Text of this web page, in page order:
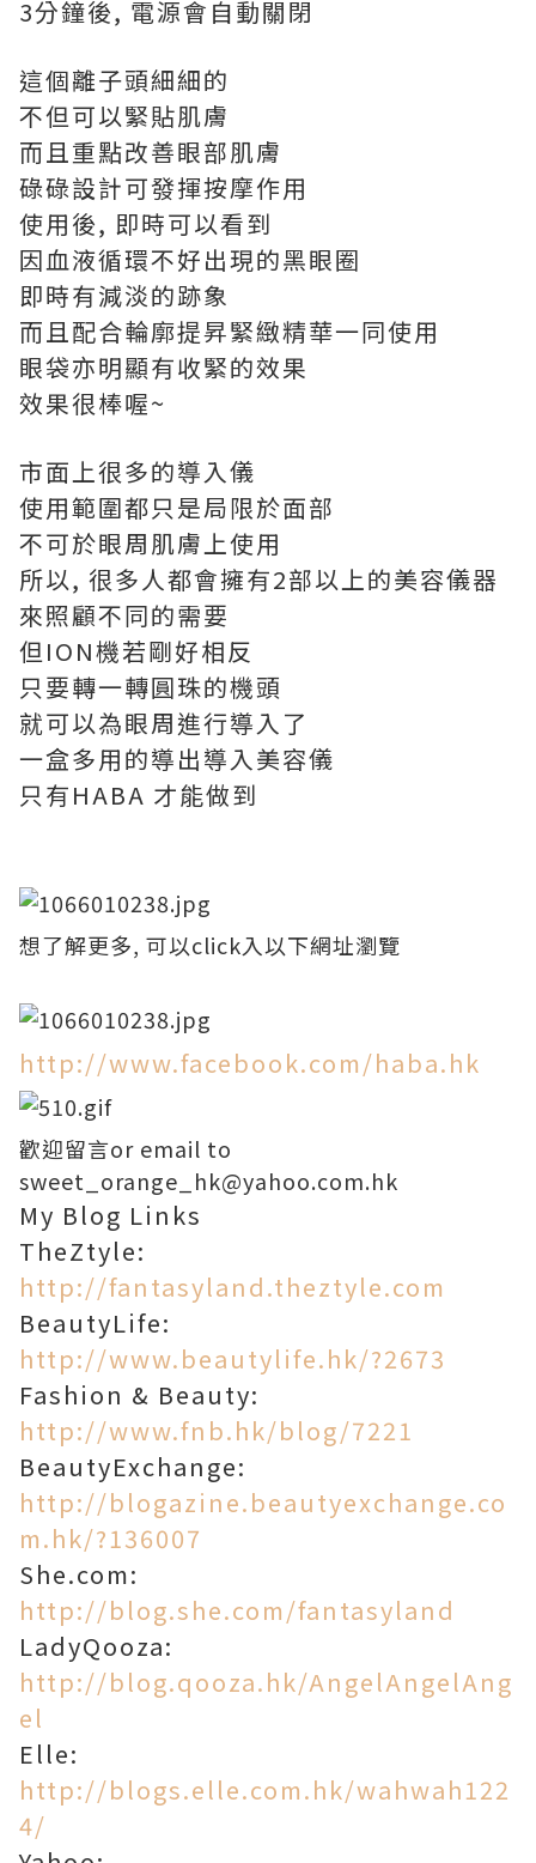
3分鐘後, 電源會自動關閉
這個離子頭細細的
不但可以緊貼肌膚
而且重點改善眼部肌膚
碌碌設計可發揮按摩作用
使用後, 即時可以看到
因血液循環不好出現的黑眼圈
即時有減淡的跡象
而且配合輪廓提昇緊緻精華一同使用
眼袋亦明顯有收緊的效果
效果很棒喔~
市面上很多的導入儀
使用範圍都只是局限於面部
不可於眼周肌膚上使用
所以, 很多人都會擁有2部以上的美容儀器
來照顧不同的需要
但ION機若剛好相反
只要轉一轉圓珠的機頭
就可以為眼周進行導入了
一盒多用的導出導入美容儀
只有HABA 才能做到
想了解更多, 可以click入以下網址瀏覽
http://www.facebook.com/haba.hk
歡迎留言or email to
sweet_orange_hk@yahoo.com.hk
My Blog Links
TheZtyle:
http://fantasyland.theztyle.com
BeautyLife:
http://www.beautylife.hk/?2673
Fashion & Beauty:
http://www.fnb.hk/blog/7221
BeautyExchange:
http://blogazine.beautyexchange.co
m.hk/?136007
She.com:
http://blog.she.com/fantasyland
LadyQooza:
http://blog.qooza.hk/AngelAngelAng
el
Elle:
http://blogs.elle.com.hk/wahwah122
4/